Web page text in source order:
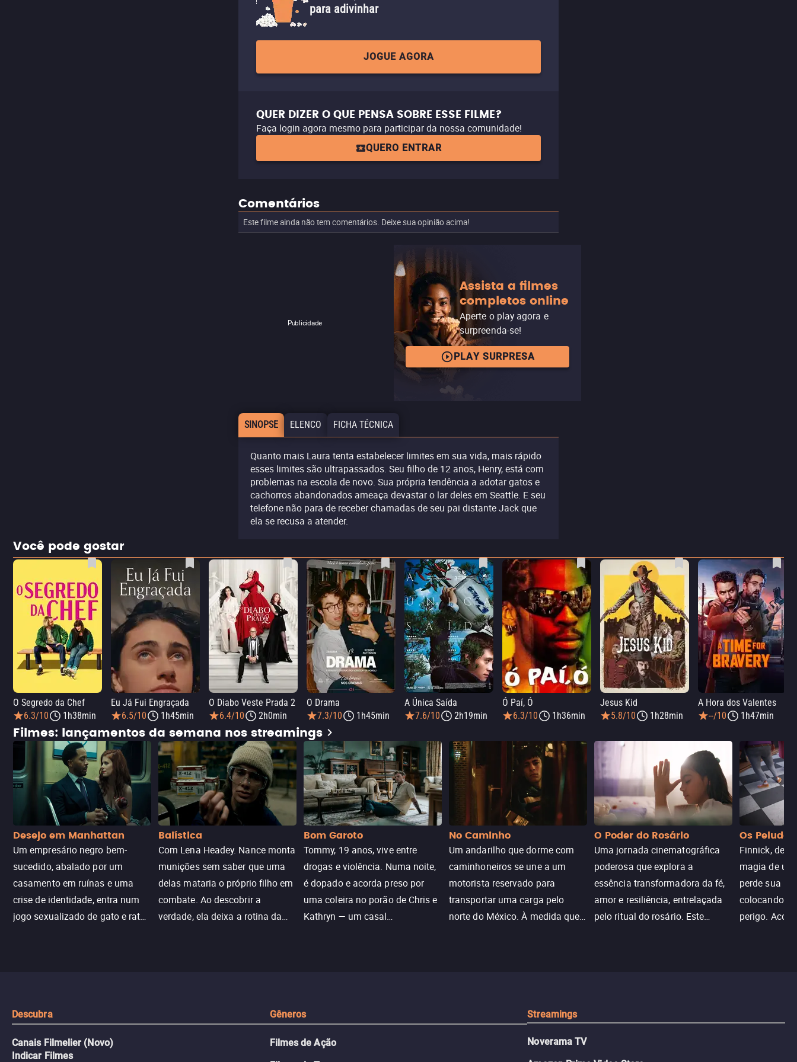
para adivinhar
JOGUE AGORA
QUER DIZER O QUE PENSA SOBRE ESSE FILME?
Faça login agora mesmo para participar da nossa comunidade!
QUERO ENTRAR
Comentários
Este filme ainda não tem comentários. Deixe sua opinião acima!
Publicidade
Assista a filmes
completos online
Aperte o play agora e
surpreenda-se!
PLAY SURPRESA
SINOPSE ELENCO FICHA TÉCNICA
Quanto mais Laura tenta estabelecer limites em sua vida, mais rápido
esses limites são ultrapassados. Seu filho de 12 anos, Henry, está com
problemas na escola de novo. Sua própria tendência a adotar gatos e
cachorros abandonados ameaça devastar o lar deles em Seattle. E seu
telefone não para de receber chamadas de seu pai distante Jack que
ela se recusa a atender.
Você pode gostar
O Segredo da Chef
6.3/10
1h38min
Eu Já Fui Engraçada
6.5/10
1h45min
O Diabo Veste Prada 2
6.4/10
2h0min
O Drama
7.3/10
1h45min
A Única Saída
7.6/10
2h19min
Ó Paí, Ó
6.3/10
1h36min
Jesus Kid
5.8/10
1h28min
A Hora dos Valentes
--/10
1h47min
Filmes: lançamentos da semana nos streamings
Desejo em Manhattan
Um empresário negro bem-
sucedido, abalado por um
casamento em ruínas e uma
crise de identidade, entra num
jogo sexualizado de gato e rato
Balística
Com Lena Headey. Nance monta
munições sem saber que uma
delas mataria o próprio filho em
combate. Ao descobrir a
verdade, ela deixa a rotina da
Bom Garoto
Tommy, 19 anos, vive entre
drogas e violência. Numa noite,
é dopado e acorda preso por
uma coleira no porão de Chris e
Kathryn — um casal
No Caminho
Um andarilho que dorme com
caminhoneiros se une a um
motorista reservado para
transportar uma carga pelo
norte do México. À medida que
O Poder do Rosário
Uma jornada cinematográfica
poderosa que explora a
essência transformadora da fé,
amor e resiliência, entrelaçada
pelo ritual do rosário. Este
Os Peludos
Finnick,
magia de
perde sua
colocando
perigo.
Descubra
Canais Filmelier (Novo)
Indicar Filmes
Gêneros
Filmes de Ação
Streamings
Noverama TV